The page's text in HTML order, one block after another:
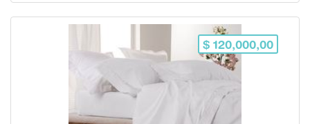
$ 120,000,00